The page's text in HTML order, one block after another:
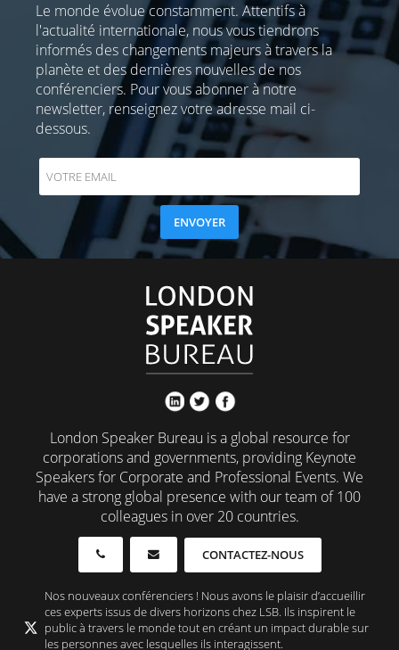
Le monde évolue constamment. Attentifs à
l'actualité internationale, nous vous tiendrons
informés des changements majeurs à travers la
planète et des dernières nouvelles de nos
conférenciers. Pour vous abonner à notre
newsletter, renseignez votre adresse mail ci-
dessous.
London Speaker Bureau is a global resource for
corporations and governments, providing Keynote
Speakers for Corporate and Professional Events. We
have a strong global presence with our team of 100
colleagues in over 20 countries.
CONTACTEZ-NOUS
Nos nouveaux conférenciers ! Nous avons le plaisir d’accueillir
ces experts issus de divers horizons chez LSB. Ils inspirent le
public à travers le monde tout en créant un impact durable sur
les personnes avec lesquelles ils interagissent.